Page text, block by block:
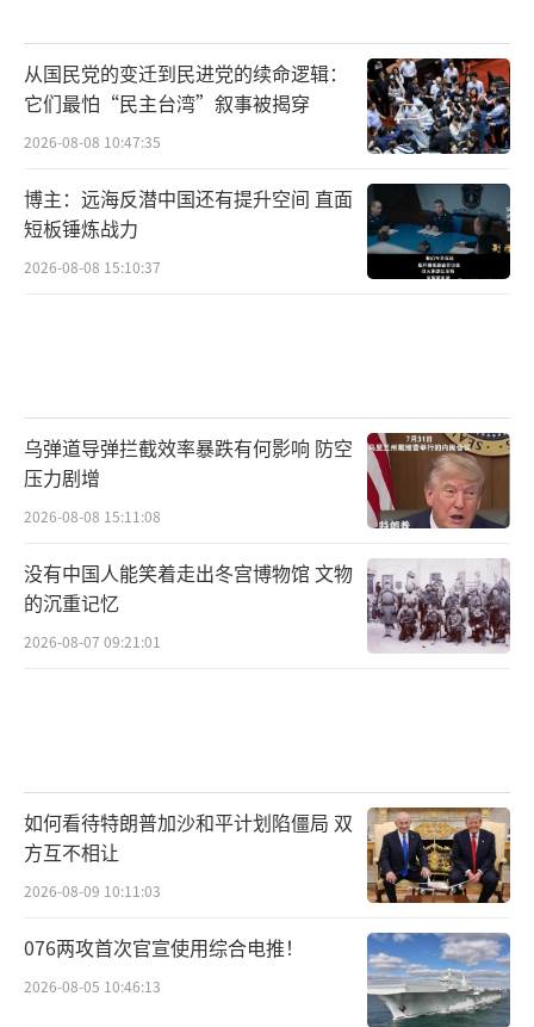
从国民党的变迁到民进党的续命逻辑：
它们最怕“民主台湾”叙事被揭穿
2026-08-08 10:47:35
博主：远海反潜中国还有提升空间 直面
短板锤炼战力
2026-08-08 15:10:37
乌弹道导弹拦截效率暴跌有何影响 防空
压力剧增
2026-08-08 15:11:08
没有中国人能笑着走出冬宫博物馆 文物
的沉重记忆
2026-08-07 09:21:01
如何看待特朗普加沙和平计划陷僵局 双
方互不相让
2026-08-09 10:11:03
076两攻首次官宣使用综合电推！
2026-08-05 10:46:13